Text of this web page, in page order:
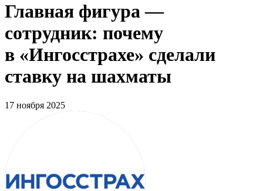
Главная фигура —
сотрудник: почему
в «Ингосстрахе» сделали
ставку на шахматы
17 ноября 2025